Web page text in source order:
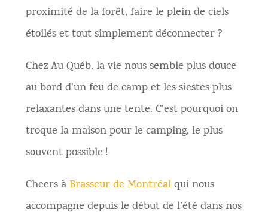
proximité de la forêt, faire le plein de ciels
étoilés et tout simplement déconnecter ?
Chez Au Québ, la vie nous semble plus douce
au bord d’un feu de camp et les siestes plus
relaxantes dans une tente. C’est pourquoi on
troque la maison pour le camping, le plus
souvent possible !
Cheers àBrasseur de Montréalqui nous
accompagne depuis le début de l’été dans nos